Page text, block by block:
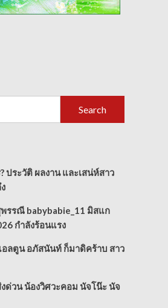
Search
ประวัติ ผลงาน และเสน่ห์สาว
รรณี babybabie_11 มิสแก
กำลังร้อนแรง
อลตูน อภัสนันท์ ก็มาดิคร้าบ สาว
ด่วน น้องวิศวะคอม นัจโน๊ะ นัจ